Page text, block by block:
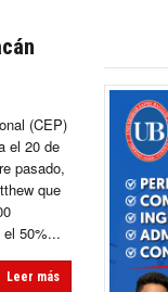
(CEP)
el 20 de
pasado,
que
el 50%...
Leer más